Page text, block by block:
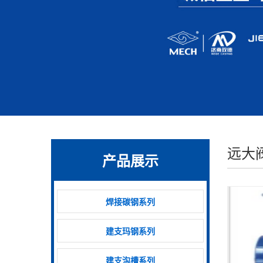
产品展示
焊接碳钢系列
建支玛钢系列
建支沟槽系列
远大